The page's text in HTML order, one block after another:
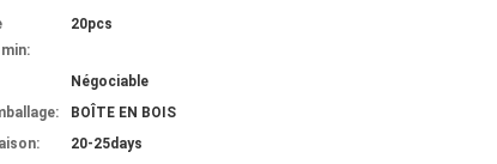
20pcs
Négociable
BOÎTE EN BOIS
20-25days